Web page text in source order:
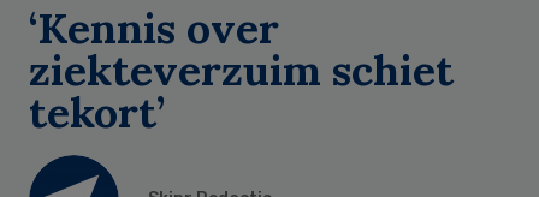
‘Kennis over
ziekteverzuim schiet
tekort’